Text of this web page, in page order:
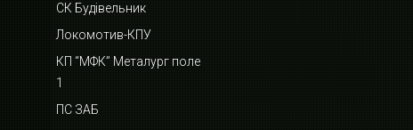
СК Будівельник
Локомотив-КПУ
КП “МФК” Металург поле
1
ПС ЗАБ